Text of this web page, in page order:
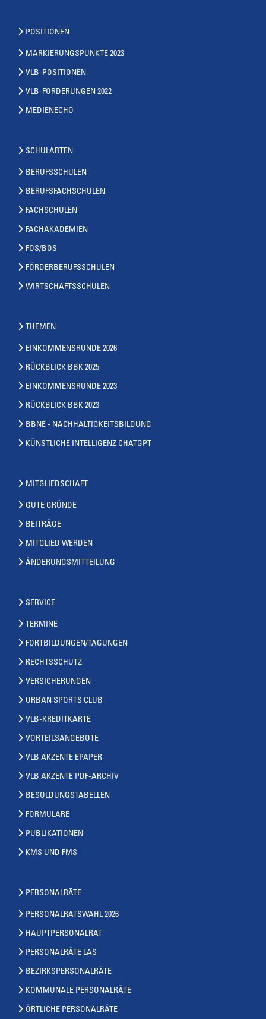
POSITIONEN
MARKIERUNGSPUNKTE 2023
VLB-POSITIONEN
VLB-FORDERUNGEN 2022
MEDIENECHO
SCHULARTEN
BERUFSSCHULEN
BERUFSFACHSCHULEN
FACHSCHULEN
FACHAKADEMIEN
FOS/BOS
FÖRDERBERUFSSCHULEN
WIRTSCHAFTSSCHULEN
THEMEN
EINKOMMENSRUNDE 2026
RÜCKBLICK BBK 2025
EINKOMMENSRUNDE 2023
RÜCKBLICK BBK 2023
BBNE - NACHHALTIGKEITSBILDUNG
KÜNSTLICHE INTELLIGENZ CHATGPT
MITGLIEDSCHAFT
GUTE GRÜNDE
BEITRÄGE
MITGLIED WERDEN
ÄNDERUNGSMITTEILUNG
SERVICE
TERMINE
FORTBILDUNGEN/TAGUNGEN
RECHTSSCHUTZ
VERSICHERUNGEN
URBAN SPORTS CLUB
VLB-KREDITKARTE
VORTEILSANGEBOTE
VLB AKZENTE EPAPER
VLB AKZENTE PDF-ARCHIV
BESOLDUNGSTABELLEN
FORMULARE
PUBLIKATIONEN
KMS UND FMS
PERSONALRÄTE
PERSONALRATSWAHL 2026
HAUPTPERSONALRAT
PERSONALRÄTE LAS
BEZIRKSPERSONALRÄTE
KOMMUNALE PERSONALRÄTE
ÖRTLICHE PERSONALRÄTE